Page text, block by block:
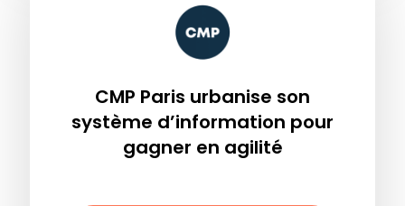
CMP Paris urbanise son
système d’information pour
gagner en agilité